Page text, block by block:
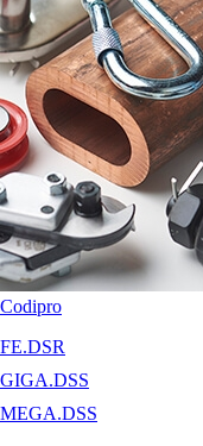
Codipro
FE.DSR
GIGA.DSS
MEGA.DSS